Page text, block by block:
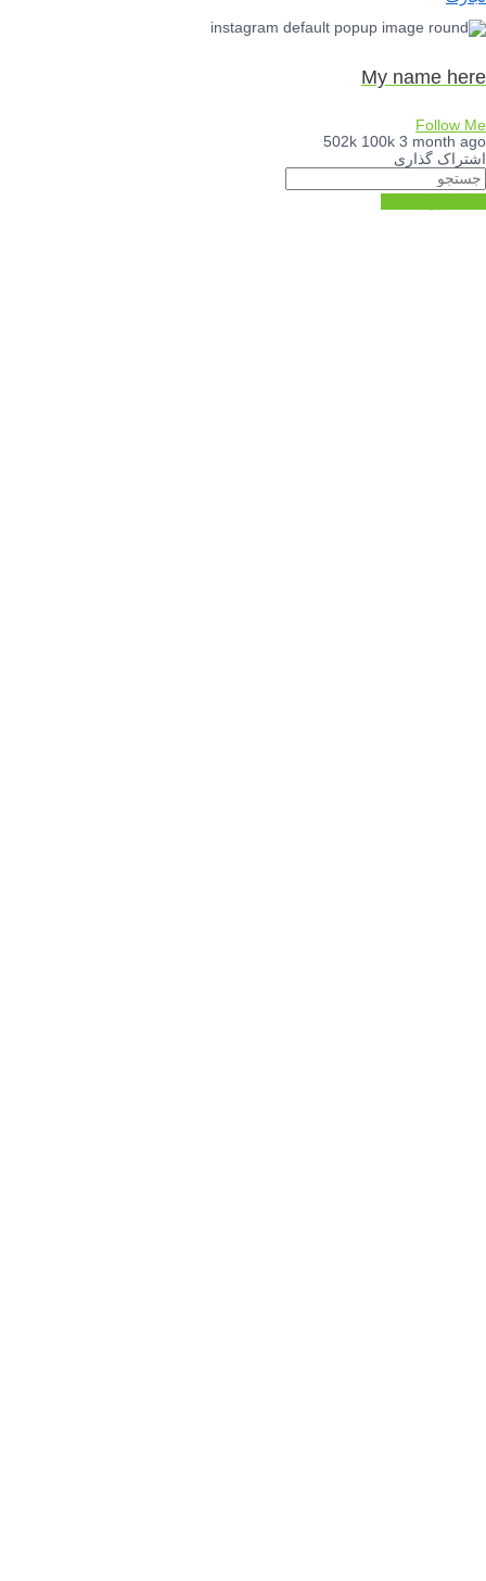
My
502k 100k 3